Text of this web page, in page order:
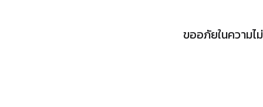
ขออภัยในความ